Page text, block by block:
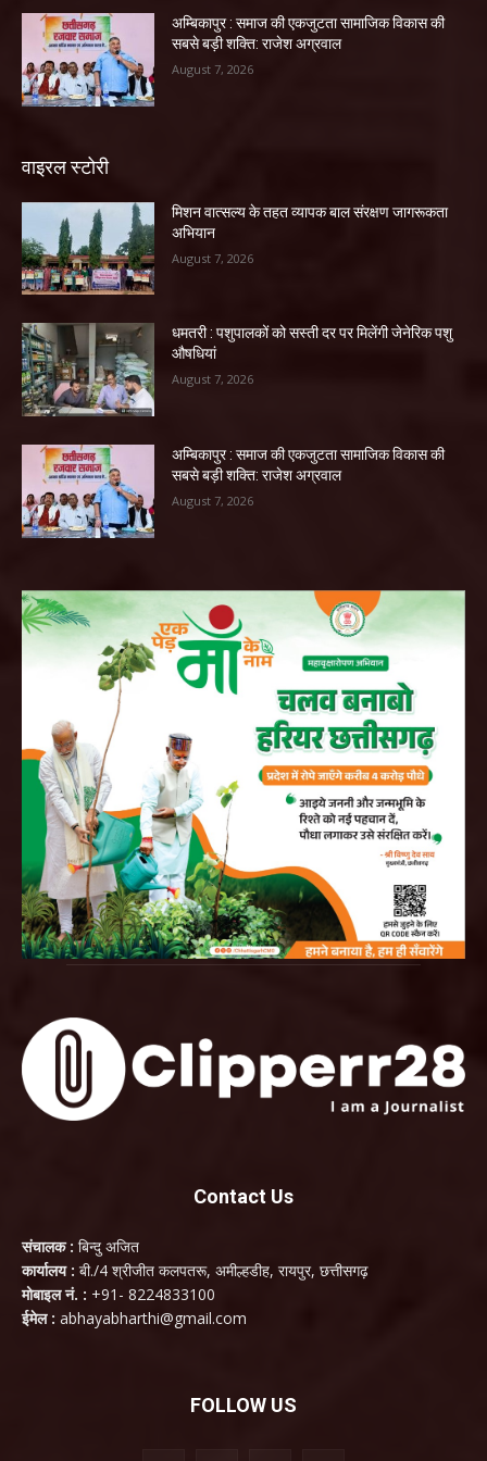
अम्बिकापुर : समाज की एकजुटता सामाजिक विकास की
सबसे बड़ी शक्ति: राजेश अग्रवाल
August 7, 2026
वाइरल स्टोरी
मिशन वात्सल्य के तहत व्यापक बाल संरक्षण जागरूकता
अभियान
August 7, 2026
धमतरी : पशुपालकों को सस्ती दर पर मिलेंगी जेनेरिक पशु
औषधियां
August 7, 2026
अम्बिकापुर : समाज की एकजुटता सामाजिक विकास की
सबसे बड़ी शक्ति: राजेश अग्रवाल
August 7, 2026
Contact Us
संचालक : बिन्दु अजित
कार्यालय : बी./4 श्रीजीत कलपतरू, अमील्हडीह, रायपुर, छत्तीसगढ़
मोबाइल नं. : +91- 8224833100
ईमेल : abhayabharthi@gmail.com
FOLLOW US